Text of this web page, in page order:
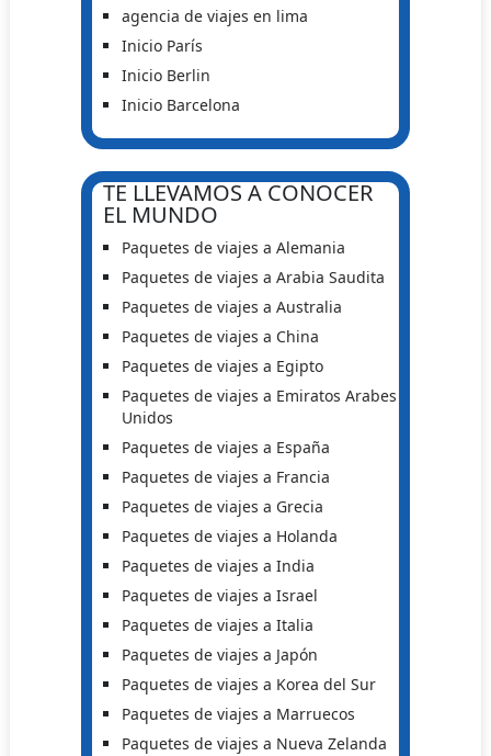
agencia de viajes en lima
Inicio París
Inicio Berlin
Inicio Barcelona
TE LLEVAMOS A CONOCER
EL MUNDO
Paquetes de viajes a Alemania
Paquetes de viajes a Arabia Saudita
Paquetes de viajes a Australia
Paquetes de viajes a China
Paquetes de viajes a Egipto
Paquetes de viajes a Emiratos Arabes
Unidos
Paquetes de viajes a España
Paquetes de viajes a Francia
Paquetes de viajes a Grecia
Paquetes de viajes a Holanda
Paquetes de viajes a India
Paquetes de viajes a Israel
Paquetes de viajes a Italia
Paquetes de viajes a Japón
Paquetes de viajes a Korea del Sur
Paquetes de viajes a Marruecos
Paquetes de viajes a Nueva Zelanda